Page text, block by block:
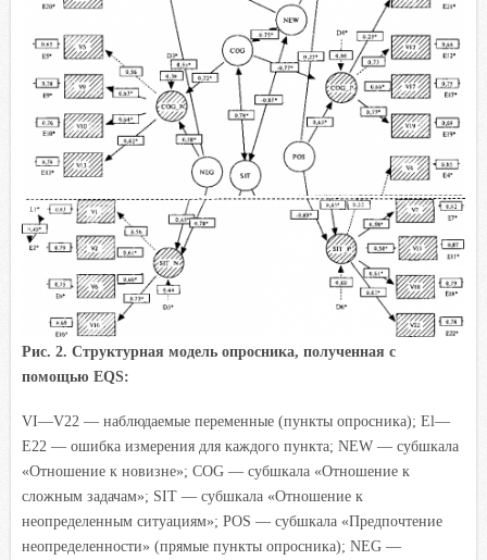
Рис. 2. Структурная модель опросника, полученная с
помощью EQS:
VI—V22 — наблюдаемые переменные (пункты опросника); El—
Е22 — ошибка измерения для каждого пункта; NEW — субшкала
«Отношение к новизне»; COG — субшкала «Отношение к
сложным задачам»; SIT — субшкала «Отношение к
неопределенным ситуациям»; POS — субшкала «Предпочтение
неопределенности» (прямые пункты опросника); NEG —